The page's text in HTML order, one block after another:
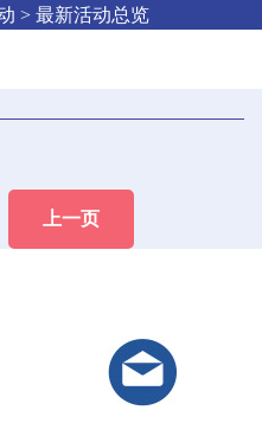
> 最新活动总览
上一页